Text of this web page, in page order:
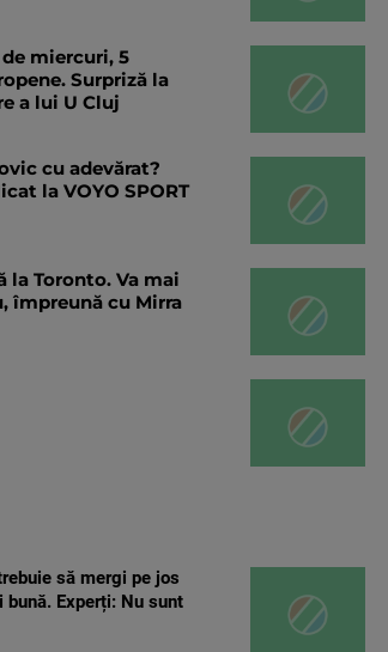
miercuri, 5
Surpriză la
a lui U Cluj
cu adevărat?
la VOYO SPORT
la Toronto. Va mai
împreună cu Mirra
să mergi pe jos
Experți: Nu sunt